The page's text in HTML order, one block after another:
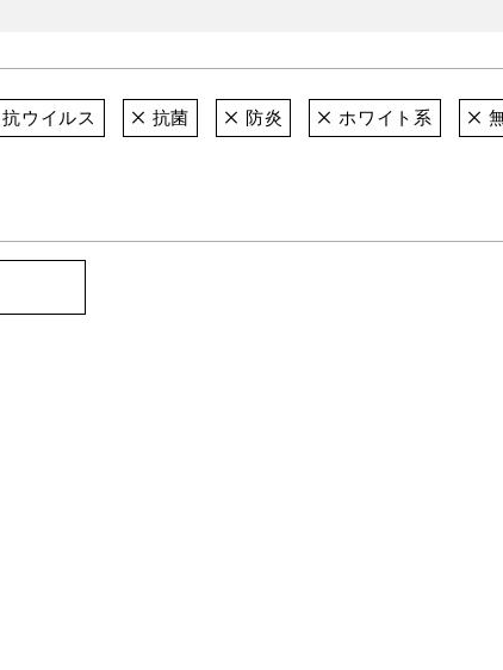
抗ウイルス 抗菌 防炎 ホワイト系